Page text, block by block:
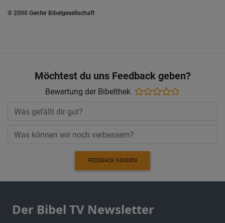
© 2000 Genfer Bibelgesellschaft
Möchtest du uns Feedback geben?
Bewertung der Bibelthek
FEEDBACK SENDEN
Der Bibel TV Newsletter